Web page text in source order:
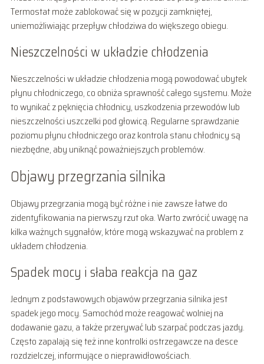
Termostat może zablokować się w pozycji zamkniętej,
uniemożliwiając przepływ chłodziwa do większego obiegu.
Nieszczelności w układzie chłodzenia
Nieszczelności w układzie chłodzenia mogą powodować ubytek
płynu chłodniczego, co obniża sprawność całego systemu. Może
to wynikać z pęknięcia chłodnicy, uszkodzenia przewodów lub
nieszczelności uszczelki pod głowicą. Regularne sprawdzanie
poziomu płynu chłodniczego oraz kontrola stanu chłodnicy są
niezbędne, aby uniknąć poważniejszych problemów.
Objawy przegrzania silnika
Objawy przegrzania mogą być różne i nie zawsze łatwe do
zidentyfikowania na pierwszy rzut oka. Warto zwrócić uwagę na
kilka ważnych sygnałów, które mogą wskazywać na problem z
układem chłodzenia.
Spadek mocy i słaba reakcja na gaz
Jednym z podstawowych objawów przegrzania silnika jest
spadek jego mocy. Samochód może reagować wolniej na
dodawanie gazu, a także przerywać lub szarpać podczas jazdy.
Często zapalają się też inne kontrolki ostrzegawcze na desce
rozdzielczej, informujące o nieprawidłowościach.